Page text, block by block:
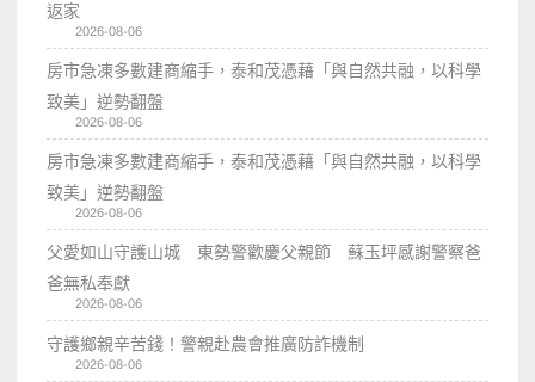
返家
2026-08-06
房市急凍多數建商縮手，泰和茂憑藉「與自然共融，以科學
致美」逆勢翻盤
2026-08-06
房市急凍多數建商縮手，泰和茂憑藉「與自然共融，以科學
致美」逆勢翻盤
2026-08-06
父愛如山守護山城 東勢警歡慶父親節 蘇玉坪感謝警察爸
爸無私奉獻
2026-08-06
守護鄉親辛苦錢！警親赴農會推廣防詐機制
2026-08-06